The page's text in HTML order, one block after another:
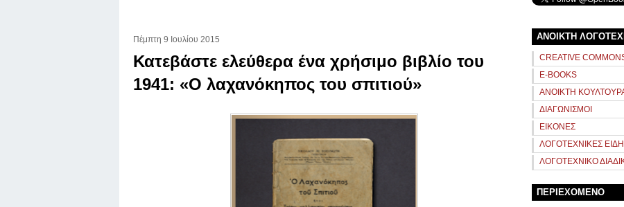
Πέμπτη 9 Ιουλίου 2015
Κατεβάστε ελεύθερα ένα χρήσιμο βιβλίο του
1941: «Ο λαχανόκηπος του σπιτιού»
ΑΝΟΙΚΤΗ
CREATIVE
E-BOOKS
ΑΝΟΙΚΤΗ
ΔΙΑΓΩΝΙΣΜΟΙ
ΕΙΚΟΝΕΣ
ΛΟΓΟΤΕΧΝΙΚΕΣ
ΛΟΓΟΤΕΧΝΙΚΟ
ΠΕΡΙΕΧΟΜΕΝΟ